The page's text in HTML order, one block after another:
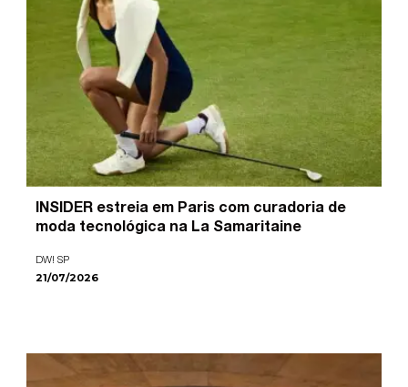
INSIDER estreia em Paris com curadoria de
moda tecnológica na La Samaritaine
DW! SP
21/07/2026